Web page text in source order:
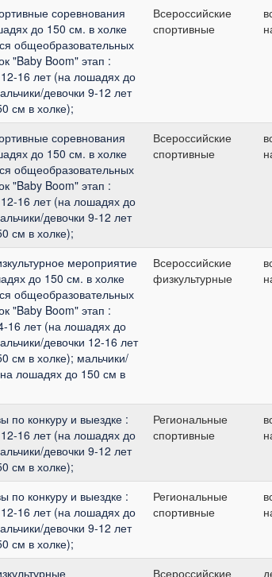
соревнования
до 150 см. в холке
общеобразовательных
"Baby Boom" этап :
16 лет (на лошадях до
девочки 9-12 лет
см в холке);
Всероссийские
спортивные
соревнования
до 150 см. в холке
общеобразовательных
"Baby Boom" этап :
16 лет (на лошадях до
девочки 9-12 лет
см в холке);
Всероссийские
спортивные
мероприятие
до 150 см. в холке
общеобразовательных
"Baby Boom" этап :
16 лет (на лошадях до
девочки 12-16 лет
см в холке); мальчики/
лошадях до 150 см в
Всероссийские
физкультурные
по конкуру и выездке :
16 лет (на лошадях до
девочки 9-12 лет
см в холке);
Региональные
спортивные
по конкуру и выездке :
16 лет (на лошадях до
девочки 9-12 лет
см в холке);
Региональные
спортивные
Всероссийские